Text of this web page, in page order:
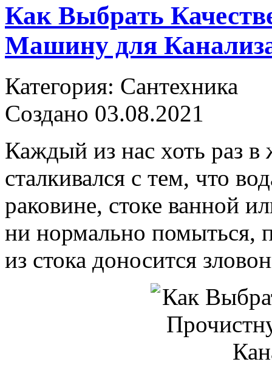
Как Выбрать
Машину для
Категория: Сантехника
Создано 03.08.2021
Каждый из нас хоть раз
сталкивался с тем, что
раковине, стоке ванной
ни нормально помыться,
из стока доносится